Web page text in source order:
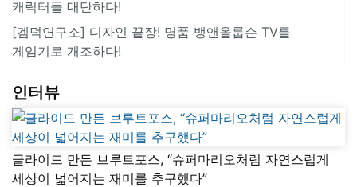
캐릭터들 대단하다!
[겜덕연구소] 디자인 끝장! 명품 뱅앤올룹슨 TV를
게임기로 개조하다!
인터뷰
글라이드 만든 브루트포스, “슈퍼마리오처럼 자연스럽게
세상이 넓어지는 재미를 추구했다”